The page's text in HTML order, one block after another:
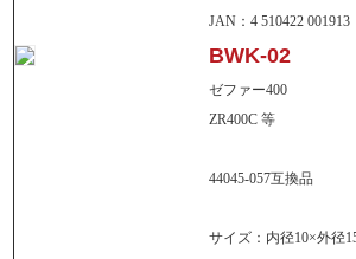
め、純正シートアッセンブリを募集し
JAN：4 510422 001913
BWK-02
ゼファー400
ZR400C 等
44045-057互換品
サイズ：内径10×外径